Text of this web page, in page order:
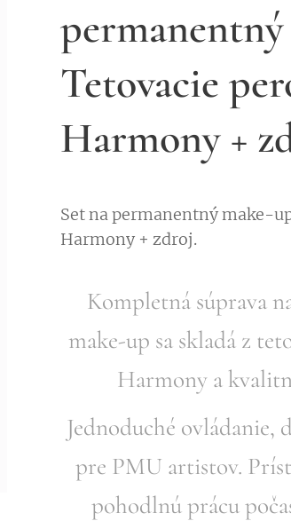
Tetovacie
Harmony +
Set na permanentný make-
Harmony + zdroj.
Kompletná súprava
make-up sa skladá z
Harmony a
Jednoduché ovládanie,
pre PMU artistov.
pohodlnú prácu